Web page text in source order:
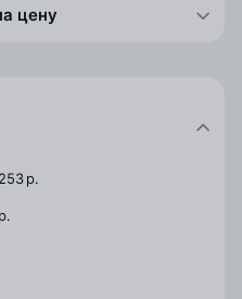
цену
253 р.